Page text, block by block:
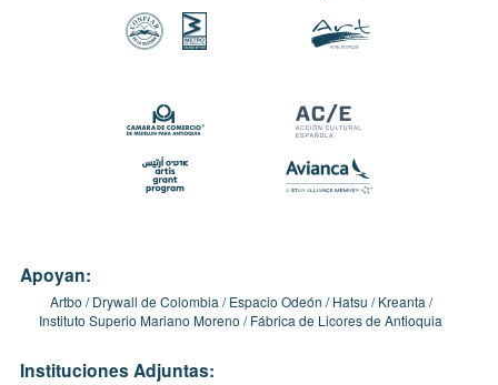
Apoyan:
Artbo Drywall de Colombia Espacio Odeón Hatsu
Kreanta
Instituto Superio Mariano Moreno
Fábrica de Licores de Antioquia
Instituciones Adjuntas: